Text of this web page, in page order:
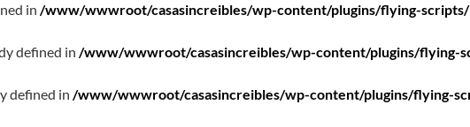
in /www/wwwroot/casasincreibles/wp-content/plugins/flying-
defined in /www/wwwroot/casasincreibles/wp-content/plugins/flying-
defined in /www/wwwroot/casasincreibles/wp-content/plugins/flying-